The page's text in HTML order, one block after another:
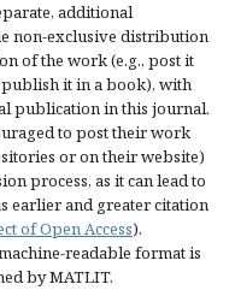
additional
non-exclusive distribution
of the work (e.g., post it
it in a book), with
publication in this journal.
to post their work
or on their website)
process, as it can lead to
earlier and greater citation
of Open Access).
readable format is
by MATLIT.